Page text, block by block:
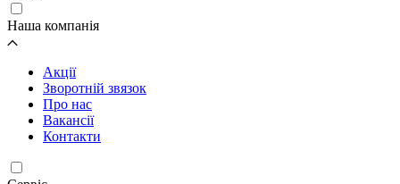
Наша компанія
Акції
Зворотній звязок
Про нас
Вакансії
Контакти